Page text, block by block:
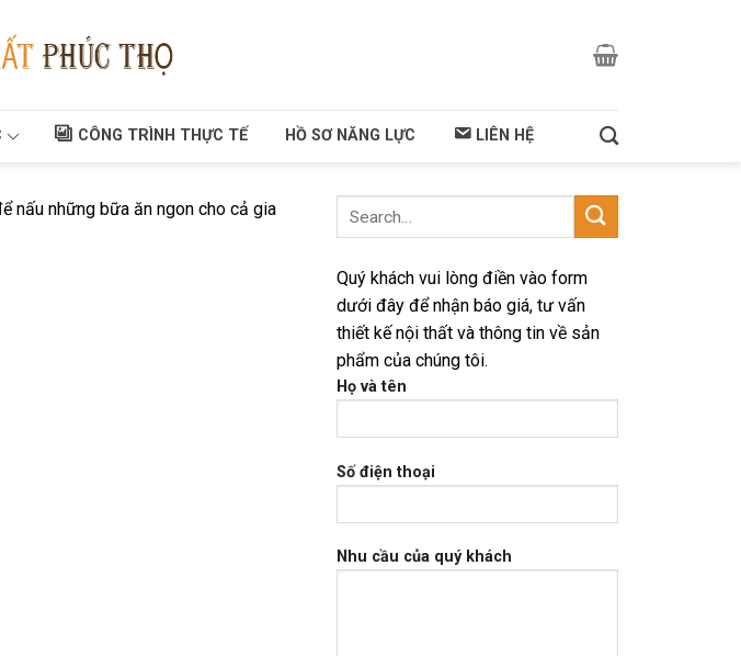
CÔNG TRÌNH THỰC TẾ HỒ SƠ NĂNG LỰC LIÊN HỆ
nấu những bữa ăn ngon cho cả gia
Quý khách vui lòng điền vào form
dưới đây để nhận báo giá, tư vấn
thiết kế nội thất và thông tin về sản
phẩm của chúng tôi.
Họ và tên
Số điện thoại
Nhu cầu của quý khách